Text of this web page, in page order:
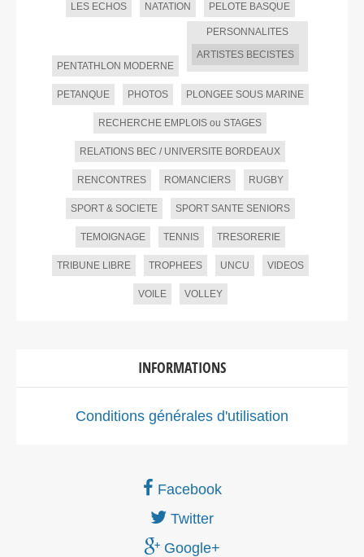
LES ECHOS NATATION PELOTE BASQUE
PENTATHLON MODERNE
PERSONNALITES
ARTISTES BECISTES
PETANQUE PHOTOS PLONGEE SOUS MARINE
RECHERCHE EMPLOIS ou STAGES
RELATIONS BEC / UNIVERSITE BORDEAUX
RENCONTRES ROMANCIERS RUGBY
SPORT & SOCIETE SPORT SANTE SENIORS
TEMOIGNAGE TENNIS TRESORERIE
TRIBUNE LIBRE TROPHEES UNCU VIDEOS
VOILE VOLLEY
INFORMATIONS
Conditions générales d'utilisation
Facebook
Twitter
Google+